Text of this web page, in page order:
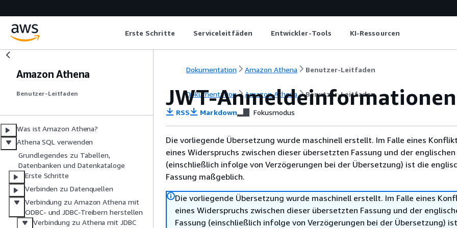
Erste Schritte Serviceleitfäden Entwickler-Tools KI-Ressourcen
Amazon Athena
Benutzer-Leitfaden
Was ist Amazon Athena?
Athena SQL verwenden
Grundlegendes zu Tabellen,
Datenbanken und Datenkataloge
Erste Schritte
Verbinden zu Datenquellen
Verbindung zu Amazon Athena mit
ODBC- und JDBC-Treibern herstellen
Verbindung zu Athena mit JDBC
Dokumentation Amazon Athena Benutzer-Leitfaden
Dokumentation Amazon Athena Benutzer-Leitfaden
JWT-Anmeldeinformationen
RSS Markdown Fokusmodus
Die vorliegende Übersetzung wurde maschinell erstellt. Im Falle eines
eines Widerspruchs zwischen dieser übersetzten Fassung und der englischen
(einschließlich infolge von Verzögerungen bei der Übersetzung) ist die
Fassung maßgeblich.
Die vorliegende Übersetzung wurde maschinell erstellt. Im Falle eines
eines Widerspruchs zwischen dieser übersetzten Fassung und der
Fassung (einschließlich infolge von Verzögerungen bei der Übersetzung)